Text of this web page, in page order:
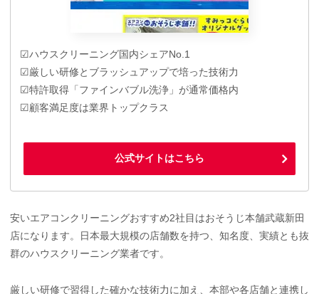
☑ハウスクリーニング国内シェアNo.1
☑厳しい研修とブラッシュアップで培った技術力
☑特許取得「ファインバブル洗浄」が通常価格内
☑顧客満足度は業界トップクラス
公式サイトはこちら
安いエアコンクリーニングおすすめ2社目はおそうじ本舗武蔵新田
店になります。日本最大規模の店舗数を持つ、知名度、実績とも抜
群のハウスクリーニング業者です。
厳しい研修で習得した確かな技術力に加え、本部や各店舗と連携し